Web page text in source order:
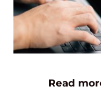
Read